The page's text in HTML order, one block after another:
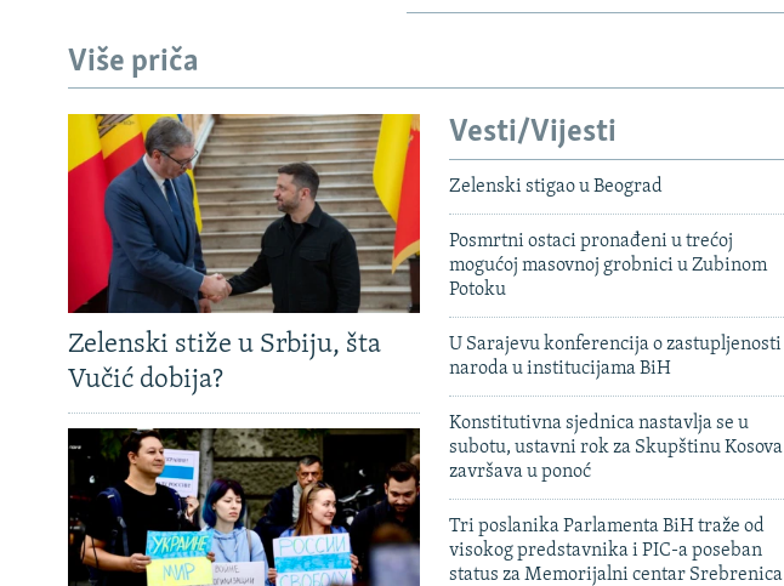
Više priča
Zelenski stiže u Srbiju, šta
Vučić dobija?
Vesti/Vijesti
Zelenski stigao u Beograd
Posmrtni ostaci pronađeni u trećoj
mogućoj masovnoj grobnici u Zubinom
Potoku
U Sarajevu konferencija o zastupljenosti
naroda u institucijama BiH
Konstitutivna sjednica nastavlja se u
subotu, ustavni rok za Skupštinu Kosova
završava u ponoć
Tri poslanika Parlamenta BiH traže od
visokog predstavnika i PIC-a poseban
status za Memorijalni centar Srebrenica